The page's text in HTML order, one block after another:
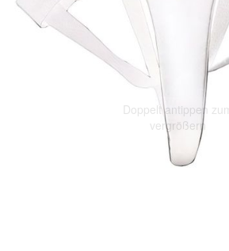
Doppelt antippen zum
vergrößern